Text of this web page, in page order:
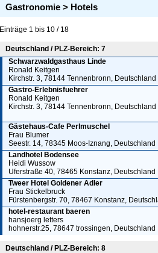
Gastronomie > Hotels
Einträge 1 bis 10 / 18
Deutschland / PLZ-Bereich: 7
Schwarzwaldgasthaus Linde
Ronald Keitgen
Kirchstr. 3, 78144 Tennenbronn, Deutschland
Gastro-Erlebnisfuehrer
Ronald Keitgen
Kirchstr. 3, 78144 Tennenbronn, Deutschland
Gästehaus-Cafe Perlmuschel
Frau Blumer
Seestr. 14, 78345 Moos-Iznang, Deutschland
Landhotel Bodensee
Heidi Wussow
Uferstraße 40, 78465 Konstanz, Deutschland
Tweer Hotel Goldener Adler
Frau Stickelbruck
Fürstenbergstr. 70, 78467 Konstanz,
hotel-restaurant baeren
hansjoerg letters
hohnerstr.25, 78647 trossingen, Deutschland
Deutschland / PLZ-Bereich: 8